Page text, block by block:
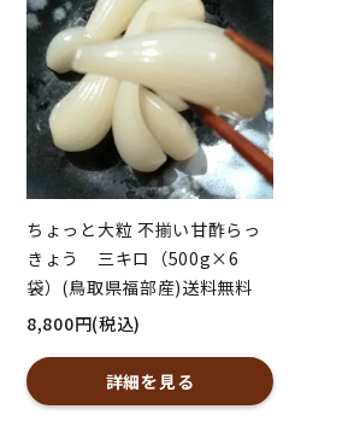
ちょっと大粒 不揃い甘酢らっ
きょう 三キロ（500g×6
袋）(鳥取県福部産)送料無料
8,800円(税込)
詳細を見る